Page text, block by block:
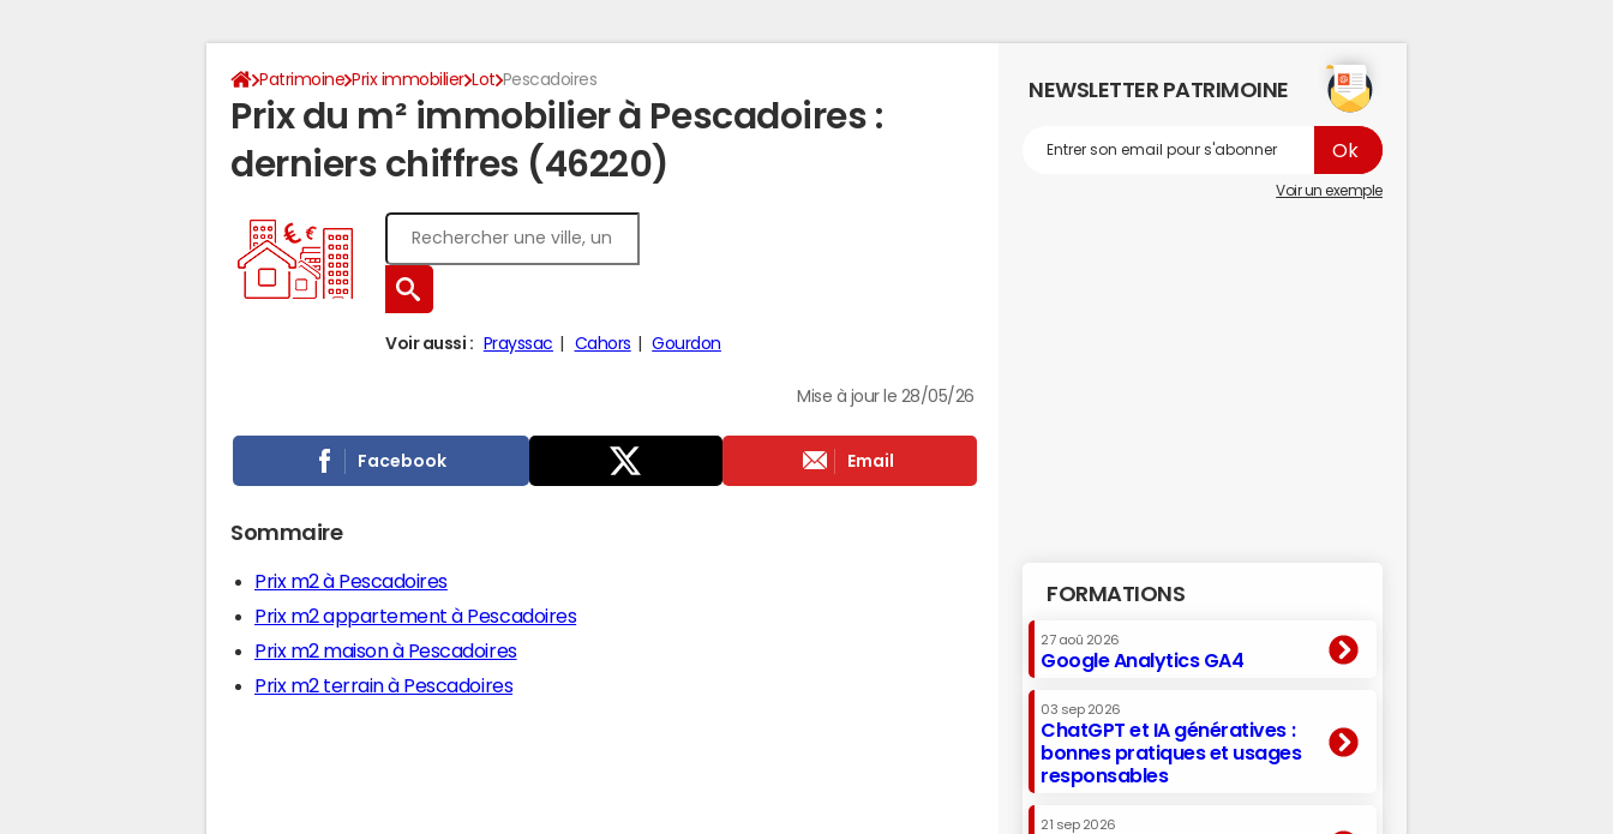
Patrimoine Prix immobilier Lot Pescadoires
Prix du m² immobilier à Pescadoires :
derniers chiffres (46220)
Voir aussi : Prayssac Cahors Gourdon
Mise à jour le 28/05/26
Facebook Email
Sommaire
Prix m2 à Pescadoires
Prix m2 appartement à Pescadoires
Prix m2 maison à Pescadoires
Prix m2 terrain à Pescadoires
NEWSLETTER PATRIMOINE
Voir un exemple
FORMATIONS
27 aoû 2026
Google Analytics GA4
03 sep 2026
ChatGPT et IA génératives :
bonnes pratiques et usages
responsables
21 sep 2026